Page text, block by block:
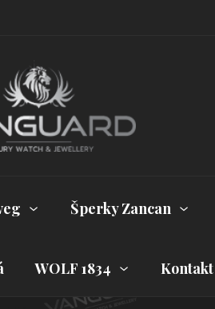
Šperky Zancan
WOLF 1834 Kontakt